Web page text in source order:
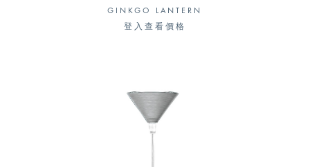
GINKGO LANTERN
登入查看價格